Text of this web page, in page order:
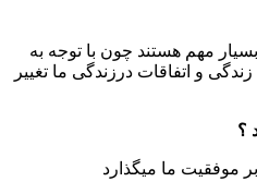
مهم هستند چون با توجه به
و اتفاقات درزندگی ما تغییر
؟